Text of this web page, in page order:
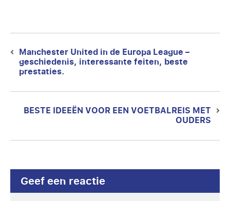
Berichtnavigatie
Previous
post:
Manchester United in de Europa League –
geschiedenis, interessante feiten, beste
prestaties.
BESTE IDEEËN VOOR EEN VOETBALREIS MET
OUDERS
Next
Geef een reactie